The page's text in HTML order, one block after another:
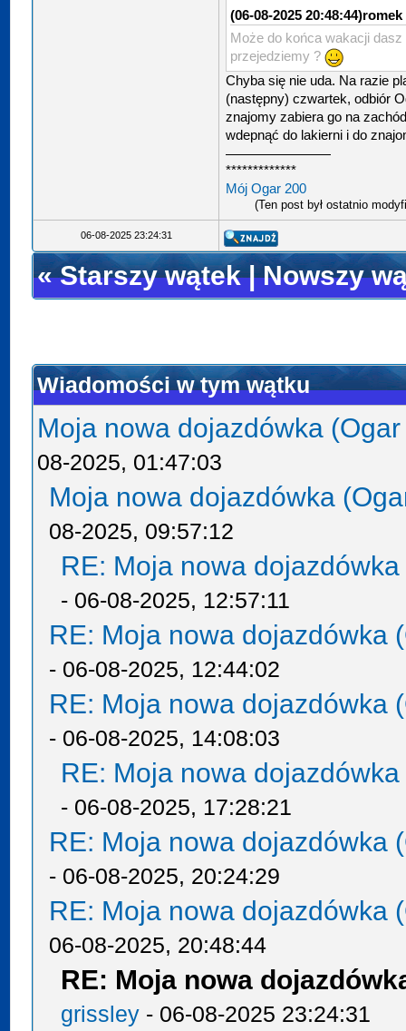
(06-08-2025 20:48:44)romek
Może do końca wakacji
przejedziemy ?
Chyba się nie uda. Na razie
(następny) czwartek, odbiór
znajomy zabiera go na
wdepnąć do lakierni i do
*************
Mój Ogar 200
(Ten post był ostatnio
06-08-2025 23:24:31
«Starszy wątek|Nowszy
Wiadomości w tym wątku
Moja nowa dojazdówka
08-2025, 01:47:03
Moja nowa dojazdówka
08-2025, 09:57:12
RE: Moja nowa
- 06-08-2025, 12:57:11
RE: Moja nowa dojazdówka
- 06-08-2025, 12:44:02
RE: Moja nowa dojazdówka
- 06-08-2025, 14:08:03
RE: Moja nowa
- 06-08-2025, 17:28:21
RE: Moja nowa dojazdówka
- 06-08-2025, 20:24:29
RE: Moja nowa dojazdówka
06-08-2025, 20:48:44
RE: Moja nowa
grissley - 06-08-2025 23:24:31